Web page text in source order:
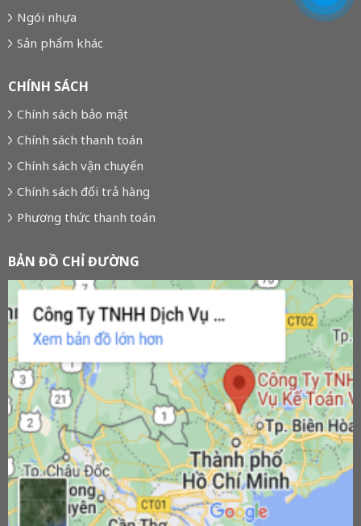
Ngói nhựa
Sản phẩm khác
CHÍNH SÁCH
Chính sách bảo mật
Chính sách thanh toán
Chính sách vận chuyển
Chính sách đổi trả hàng
Phương thức thanh toán
BẢN ĐỒ CHỈ ĐƯỜNG